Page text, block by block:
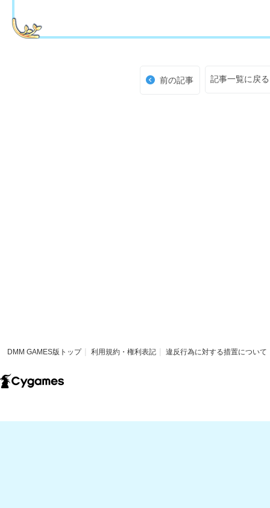
前の記事 記事一覧に戻る
DMM GAMES版トップ 利用規約・権利表記 違反行為に対する措置について